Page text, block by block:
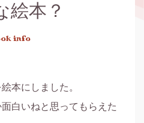
絵本？
info
本にしました。
白いねと思ってもらえた